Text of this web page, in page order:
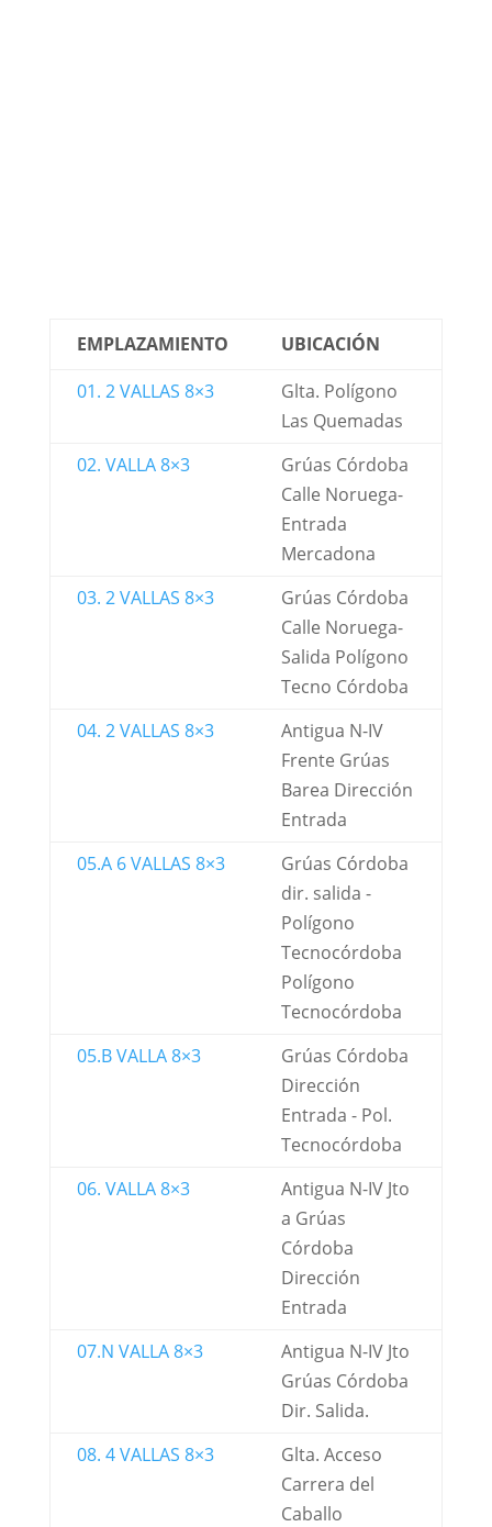
EMPLAZAMIENTO
UBICACIÓN
01. 2 VALLAS 8×3
Glta. Polígono
Las Quemadas
02. VALLA 8×3
Grúas Córdoba
Calle Noruega-
Entrada
Mercadona
03. 2 VALLAS 8×3
Grúas Córdoba
Calle Noruega-
Salida Polígono
Tecno Córdoba
04. 2 VALLAS 8×3
Antigua N-IV
Frente Grúas
Barea Dirección
Entrada
05.A 6 VALLAS 8×3
Grúas Córdoba
dir. salida -
Polígono
Tecnocórdoba
Polígono
Tecnocórdoba
05.B VALLA 8×3
Grúas Córdoba
Dirección
Entrada - Pol.
Tecnocórdoba
06. VALLA 8×3
Antigua N-IV Jto
a Grúas
Córdoba
Dirección
Entrada
07.N VALLA 8×3
Antigua N-IV Jto
Grúas Córdoba
Dir. Salida.
08. 4 VALLAS 8×3
Glta. Acceso
Carrera del
Caballo